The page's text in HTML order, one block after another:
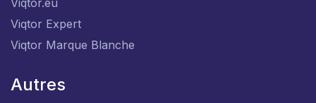
Viqtor Expert
Viqtor Marque Blanche
Autres